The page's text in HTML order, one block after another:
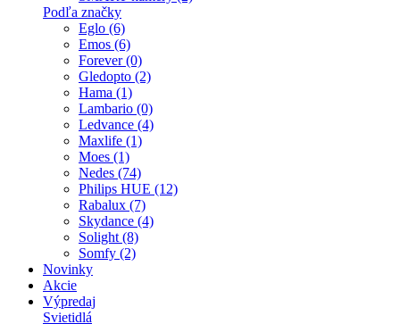
Podľa značky
Eglo (6)
Emos (6)
Forever (0)
Gledopto (2)
Hama (1)
Lambario (0)
Ledvance (4)
Maxlife (1)
Moes (1)
Nedes (74)
Philips HUE (12)
Rabalux (7)
Skydance (4)
Solight (8)
Somfy (2)
Novinky
Akcie
Výpredaj
Svietidlá